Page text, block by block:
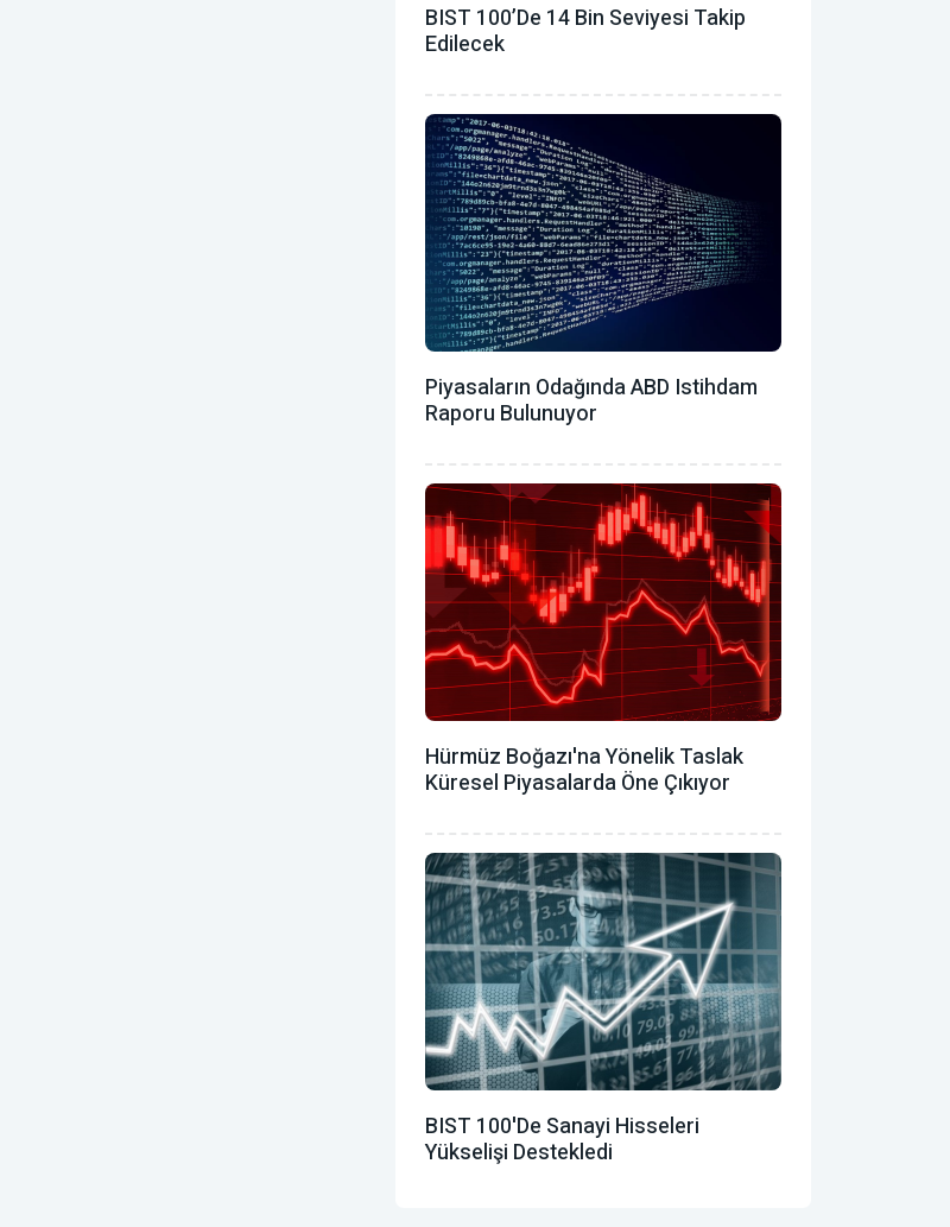
BIST 100’de 14 Bin Seviyesi Takip
Edilecek
Piyasaların Odağında ABD Istihdam
Raporu Bulunuyor
Hürmüz Boğazı'na Yönelik Taslak
Küresel Piyasalarda Öne Çıkıyor
BIST 100'de Sanayi Hisseleri
Yükselişi Destekledi